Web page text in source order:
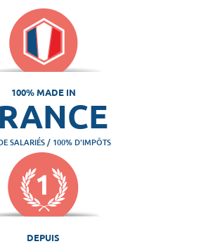
100% MADE IN
SALARIÉS / 100% D'IMPÔTS
DEPUIS